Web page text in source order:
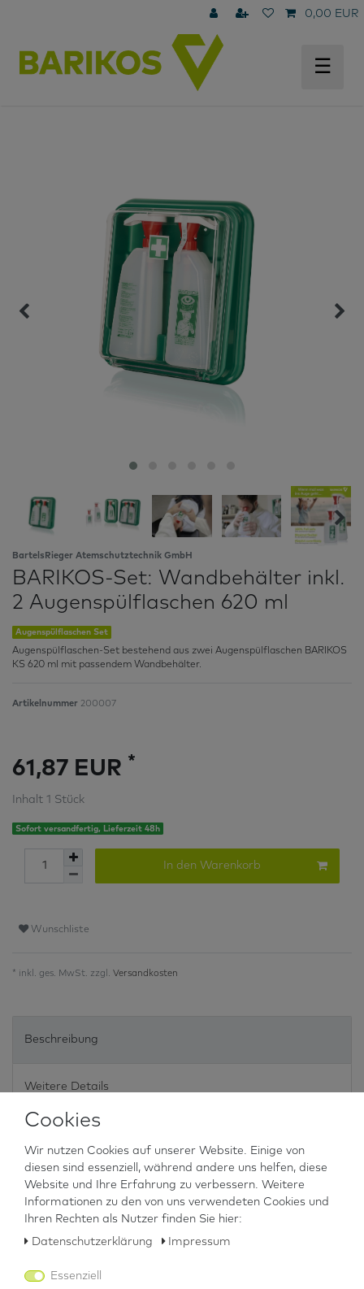
0,00 EUR
☰
BartelsRieger Atemschutztechnik GmbH
BARIKOS-Set: Wandbehälter inkl.
2 Augenspülflaschen 620 ml
Augenspülflaschen Set
Augenspülflaschen-Set bestehend aus zwei Augenspülflaschen BARIKOS
KS 620 ml mit passendem Wandbehälter.
Artikelnummer 200007
61,87 EUR *
Inhalt 1 Stück
Sofort versandfertig, Lieferzeit 48h
In den Warenkorb
Wunschliste
* inkl. ges. MwSt. zzgl. Versandkosten
Beschreibung
Weitere Details
Hersteller
DieBARIKOS Augenspülflasche
Cookies
Wir nutzen Cookies auf unserer Website. Einige von
diesen sind essenziell, während andere uns helfen, diese
Website und Ihre Erfahrung zu verbessern. Weitere
Informationen zu den von uns verwendeten Cookies und
Ihren Rechten als Nutzer finden Sie hier:
Daten­schutz­erklärung
Impressum
Essenziell